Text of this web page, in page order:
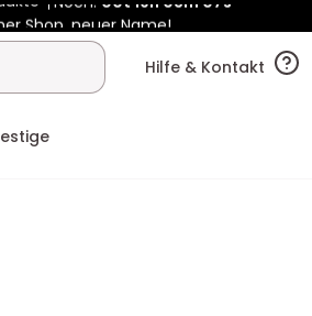
Shop, neuer Name!
Noch:
Hilfe & Kontakt